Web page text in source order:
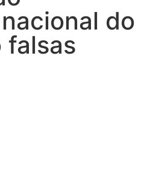
do
falsas